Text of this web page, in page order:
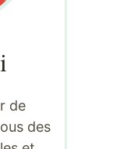
de
des